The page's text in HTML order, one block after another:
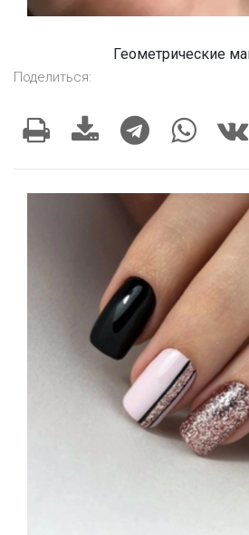
Геометрические
Поделиться: